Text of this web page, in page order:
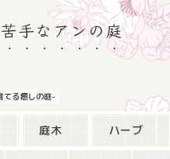
手なアンの庭
てる癒しの庭-
庭木 ハーブ